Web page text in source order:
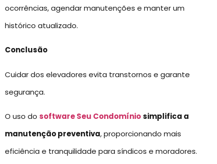
ocorrências, agendar manutenções e manter um
histórico atualizado.
Conclusão
Cuidar dos elevadores evita transtornos e garante
segurança.
O uso do software Seu Condomíniosimplifica a
manutenção preventiva, proporcionando mais
eficiência e tranquilidade para síndicos e moradores.